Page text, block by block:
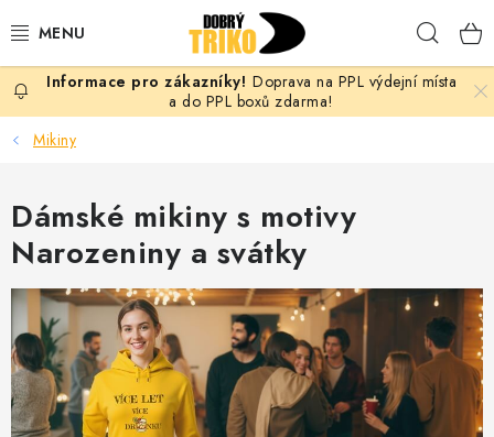
na
PRO ŽENY
PRO MUŽE
PRO DĚTI
DOPLŇKY
PRO PÁRY
VLASTNÍ MOTIV
Doprava na PPL výdejní místa
a do PPL boxů zdarma!
Mikiny
Dámské mikiny s motivy
Narozeniny a svátky